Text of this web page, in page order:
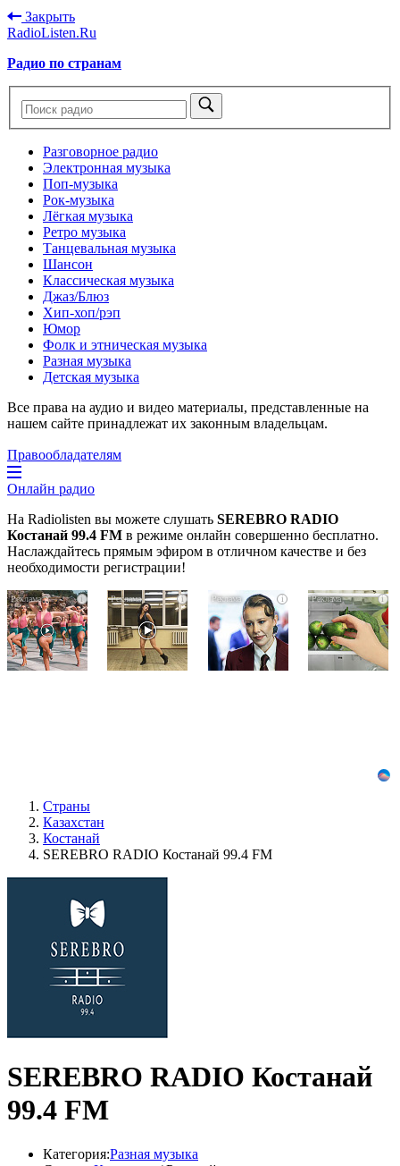
Закрыть
RadioListen.Ru
Радио по странам
Разговорное радио
Электронная музыка
Поп-музыка
Рок-музыка
Лёгкая музыка
Ретро музыка
Танцевальная музыка
Шансон
Классическая музыка
Джаз/Блюз
Хип-хоп/рэп
Юмор
Фолк и этническая музыка
Разная музыка
Детская музыка
Все права на аудио и видео материалы, представленные на
нашем сайте принадлежат их законным владельцам.
Правообладателям
Онлайн радио
На Radiolisten вы можете слушать SEREBRO RADIO
Костанай 99.4 FM в режиме онлайн совершенно бесплатно.
Наслаждайтесь прямым эфиром в отличном качестве и без
необходимости регистрации!
i
Ржу
переставая,
это
видео
i
Ролик
Омска:
будете
i
Взломали
Telegram
Собчак
вот
i
Страны
Казахстан
Костанай
SEREBRO RADIO Костанай 99.4 FM
SEREBRO RADIO Костанай
99.4 FM
Категория:Разная музыка